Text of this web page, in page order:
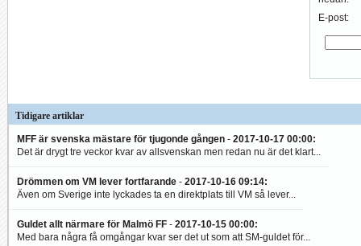
E-post:
Tidigare artiklar
MFF är svenska mästare för tjugonde gången - 2017-10-17 00:00:
Det är drygt tre veckor kvar av allsvenskan men redan nu är det klart...
Drömmen om VM lever fortfarande - 2017-10-16 09:14:
Även om Sverige inte lyckades ta en direktplats till VM så lever...
Guldet allt närmare för Malmö FF - 2017-10-15 00:00:
Med bara några få omgångar kvar ser det ut som att SM-guldet för...